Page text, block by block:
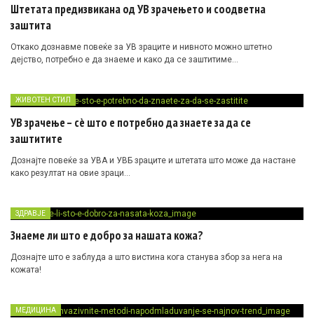
Штетата предизвикана од УВ зрачењето и соодветна
заштита
Откако дознавме повеќе за УВ зраците и нивното можно штетно
дејство, потребно е да знаеме и како да се заштитиме…
ЖИВОТЕН СТИЛ
УВ зрачење – сè што е потребно да знаете за да се
заштитите
Дознајте повеќе за УВА и УВБ зраците и штетата што може да настане
како резултат на овие зраци…
ЗДРАВЈЕ
Знаеме ли што е добро за нашата кожа?
Дознајте што е заблуда а што вистина кога станува збор за нега на
кожата!
МЕДИЦИНА